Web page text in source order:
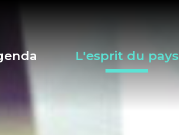
L'esprit du pays